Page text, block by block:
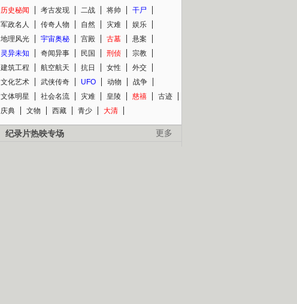
历史秘闻 考古发现 二战 将帅
干尸
军政名人
传奇人物 自然 灾难
娱乐
地理风光
宇宙奥秘 宫殿 古墓
悬案
灵异未知
奇闻异事 民国 刑侦
宗教
建筑工程
航空航天 抗日 女性
外交
文化艺术
武侠传奇 UFO 动物
战争
文体明星
社会名流 灾难 皇陵 慈禧
古迹
庆典
文物 西藏 青少 大清
更多
纪录片热映专场